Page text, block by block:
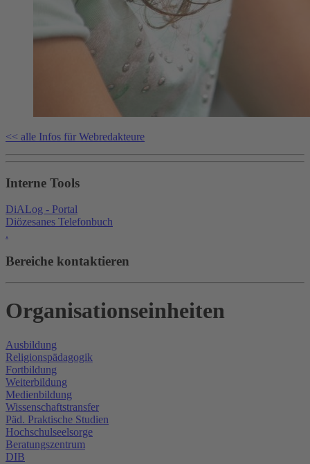
<< alle Infos für Webredakteure
Interne Tools
DiALog - Portal
Diözesanes Telefonbuch
.
Bereiche kontaktieren
Organisationseinheiten
Ausbildung
Religionspädagogik
Fortbildung
Weiterbildung
Medienbildung
Wissenschaftstransfer
Päd. Praktische Studien
Hochschulseelsorge
Beratungszentrum
DIB